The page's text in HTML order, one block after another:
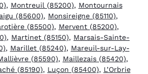
, Montreuil (85200), Montournais
(85600), Monsireigne (85110),
(85500), Mervent (85200),
, Martinet (85150), Marsais-Sainte-
, Marillet (85240), Mareuil-sur-Lay-
(85590), Maillezais (85420),
(85190), Luçon (85400), L’Orbrie